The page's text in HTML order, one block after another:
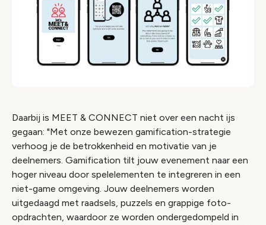
Daarbij is MEET & CONNECT niet over een nacht ijs
gegaan: "Met onze bewezen gamification-strategie
verhoog je de betrokkenheid en motivatie van je
deelnemers. Gamification tilt jouw evenement naar een
hoger niveau door spelelementen te integreren in een
niet-game omgeving. Jouw deelnemers worden
uitgedaagd met raadsels, puzzels en grappige foto-
opdrachten, waardoor ze worden ondergedompeld in